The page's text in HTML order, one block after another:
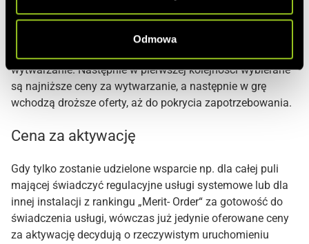
Odmowa
Po zakończeniu przetargu operatorzy systemów
przesyłowych dokonują uporządkowania wszystkich ofert
od najniższej do najwyższej oferty w liście rankingowej
wytwarzanie. Następnie w pierwszej kolejności wybierane
są najniższe ceny za wytwarzanie, a następnie w grę
wchodzą droższe oferty, aż do pokrycia zapotrzebowania.
Cena za aktywację
Gdy tylko zostanie udzielone wsparcie np. dla całej puli
mającej świadczyć regulacyjne usługi systemowe lub dla
innej instalacji z rankingu „Merit- Order“ za gotowość do
świadczenia usługi, wówczas już jedynie oferowane ceny
za aktywację decydują o rzeczywistym uruchomieniu